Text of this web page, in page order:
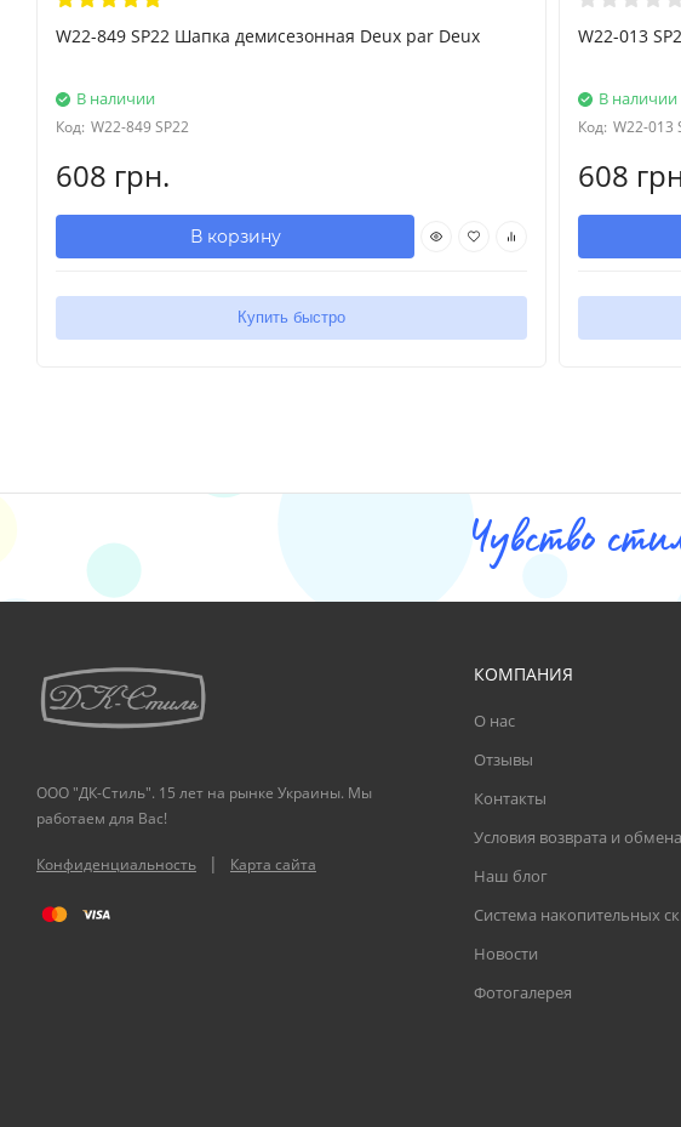
W22-849 SP22 Шапка демисезонная Deux par Deux
В наличии
Код: W22-849 SP22
608 грн.
В корзину
Купить быстро
W22-013
В наличии
Код: W22-013
608
Чувство
ООО "ДК-Стиль". 15 лет на рынке Украины. Мы
работаем для Вас!
Конфиденциальность | Карта сайта
КОМПАНИЯ
О нас
Отзывы
Контакты
Условия возврата и обмена
Наш блог
Система накопительных
Новости
Фотогалерея